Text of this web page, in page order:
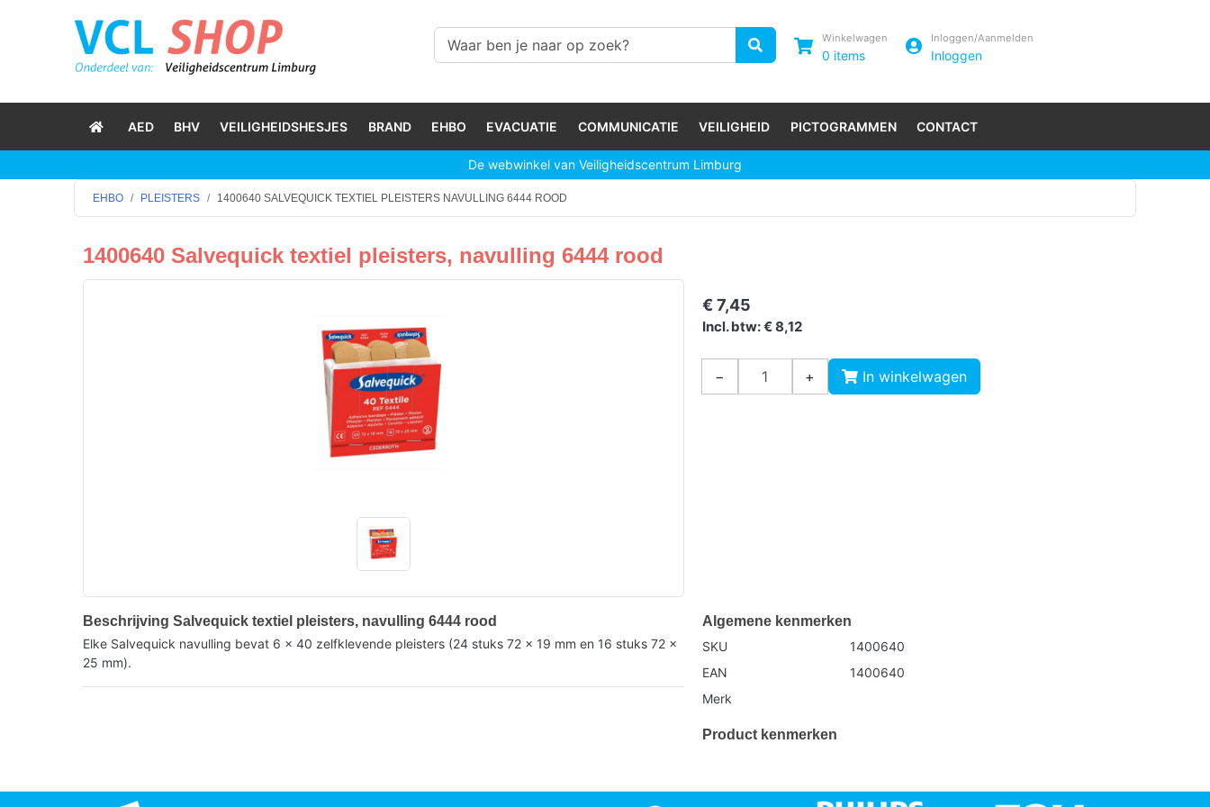
Winkelwagen
0 items
Inloggen/Aanmelden
Inloggen
AED BHV VEILIGHEIDSHESJES BRAND EHBO EVACUATIE COMMUNICATIE VEILIGHEID PICTOGRAMMEN CONTACT
De webwinkel van Veiligheidscentrum Limburg
EHBO PLEISTERS 1400640 SALVEQUICK TEXTIEL PLEISTERS NAVULLING 6444 ROOD
1400640 Salvequick textiel pleisters, navulling 6444 rood
€ 7,45
Incl. btw: € 8,12
− + In winkelwagen
Beschrijving Salvequick textiel pleisters, navulling 6444 rood
Elke Salvequick navulling bevat 6 x 40 zelfklevende pleisters (24 stuks 72 x 19 mm en 16 stuks 72 x
25 mm).
Algemene kenmerken
SKU
1400640
EAN
1400640
Merk
Product kenmerken